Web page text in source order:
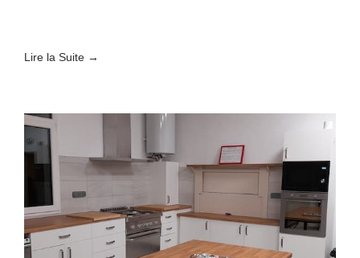
Lire la Suite →